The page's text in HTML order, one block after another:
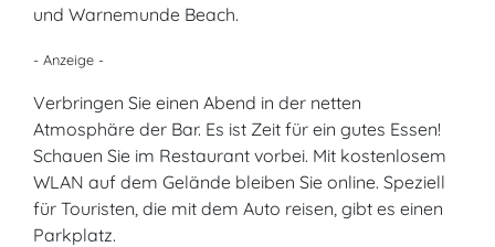
und Warnemunde Beach.
- Anzeige -
Verbringen Sie einen Abend in der netten
Atmosphäre der Bar. Es ist Zeit für ein gutes Essen!
Schauen Sie im Restaurant vorbei. Mit kostenlosem
WLAN auf dem Gelände bleiben Sie online. Speziell
für Touristen, die mit dem Auto reisen, gibt es einen
Parkplatz.